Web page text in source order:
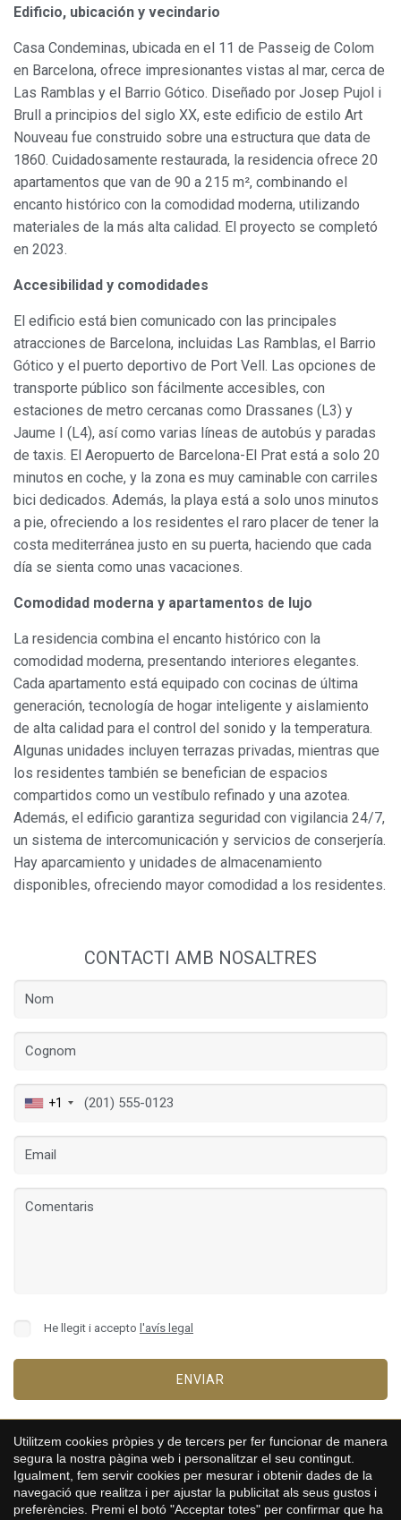
Edificio, ubicación y vecindario
Casa Condeminas, ubicada en el 11 de Passeig de Colom
en Barcelona, ofrece impresionantes vistas al mar, cerca de
Las Ramblas y el Barrio Gótico. Diseñado por Josep Pujol i
Brull a principios del siglo XX, este edificio de estilo Art
Nouveau fue construido sobre una estructura que data de
1860. Cuidadosamente restaurada, la residencia ofrece 20
apartamentos que van de 90 a 215 m², combinando el
encanto histórico con la comodidad moderna, utilizando
materiales de la más alta calidad. El proyecto se completó
en 2023.
Accesibilidad y comodidades
El edificio está bien comunicado con las principales
atracciones de Barcelona, incluidas Las Ramblas, el Barrio
Gótico y el puerto deportivo de Port Vell. Las opciones de
transporte público son fácilmente accesibles, con
estaciones de metro cercanas como Drassanes (L3) y
Jaume I (L4), así como varias líneas de autobús y paradas
de taxis. El Aeropuerto de Barcelona-El Prat está a solo 20
minutos en coche, y la zona es muy caminable con carriles
bici dedicados. Además, la playa está a solo unos minutos
a pie, ofreciendo a los residentes el raro placer de tener la
costa mediterránea justo en su puerta, haciendo que cada
día se sienta como unas vacaciones.
Comodidad moderna y apartamentos de lujo
La residencia combina el encanto histórico con la
comodidad moderna, presentando interiores elegantes.
Cada apartamento está equipado con cocinas de última
generación, tecnología de hogar inteligente y aislamiento
de alta calidad para el control del sonido y la temperatura.
Algunas unidades incluyen terrazas privadas, mientras que
los residentes también se benefician de espacios
compartidos como un vestíbulo refinado y una azotea.
Además, el edificio garantiza seguridad con vigilancia 24/7,
un sistema de intercomunicación y servicios de conserjería.
Hay aparcamiento y unidades de almacenamiento
disponibles, ofreciendo mayor comodidad a los residentes.
CONTACTI AMB NOSALTRES
+1
He llegit i accepto l'avís legal
ENVIAR
CASA MARIS
Utilitzem cookies pròpies y de tercers per fer funcionar de manera
segura la nostra pàgina web i personalitzar el seu contingut.
Igualment, fem servir cookies per mesurar i obtenir dades de la
navegació que realitza i per ajustar la publicitat als seus gustos i
preferències. Premi el botó "Acceptar totes" per confirmar que ha